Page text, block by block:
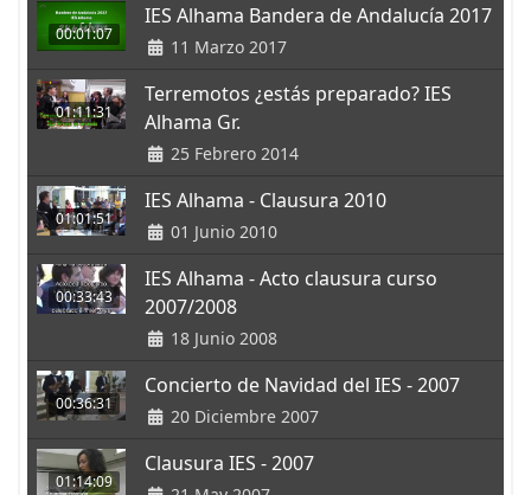
00:01:07
IES Alhama Bandera de Andalucía 2017
11 Marzo 2017
01:11:31
Terremotos ¿estás preparado? IES
Alhama Gr.
25 Febrero 2014
01:01:51
IES Alhama - Clausura 2010
01 Junio 2010
00:33:43
IES Alhama - Acto clausura curso
2007/2008
18 Junio 2008
00:36:31
Concierto de Navidad del IES - 2007
20 Diciembre 2007
01:14:09
Clausura IES - 2007